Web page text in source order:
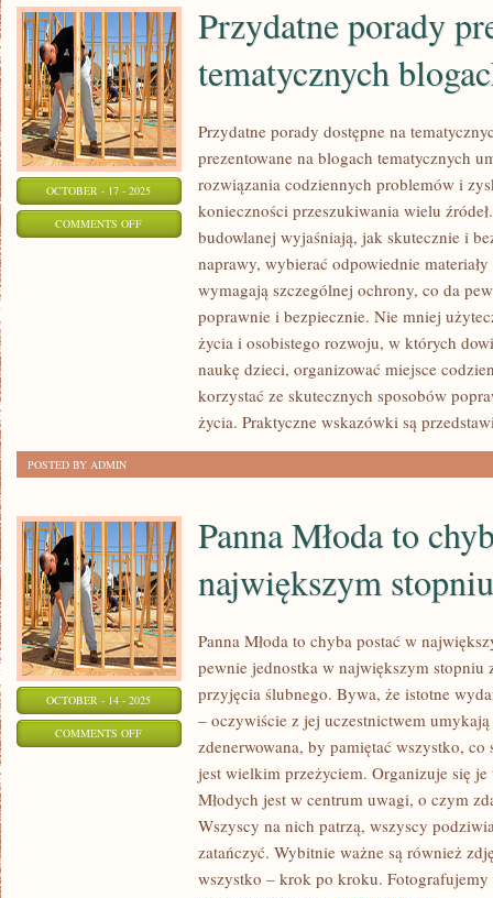
OCTOBER - 17 - 2025
COMMENTS OFFON
PREZENTOWANE
Przydatne porady
tematycznych
Przydatne porady dostępne na
prezentowane na blogach tematycznych
rozwiązania codziennych problemów i
konieczności przeszukiwania wielu
budowlanej wyjaśniają, jak skutecznie i
naprawy, wybierać odpowiednie
wymagają szczególnej ochrony, co da
poprawnie i bezpiecznie. Nie mniej
życia i osobistego rozwoju, w których
naukę dzieci, organizować miejsce
korzystać ze skutecznych sposobów
życia. Praktyczne wskazówki są
POSTED BY ADMIN
OCTOBER - 14 - 2025
COMMENTS OFFON
Panna Młoda to
największym stopniu
Panna Młoda to chyba postać w
pewnie jednostka w największym stopniu
przyjęcia ślubnego. Bywa, że istotne
– oczywiście z jej uczestnictwem
zdenerwowana, by pamiętać wszystko, co
jest wielkim przeżyciem. Organizuje się
Młodych jest w centrum uwagi, o czym
Wszyscy na nich patrzą, wszyscy
zatańczyć. Wybitnie ważne są również
wszystko – krok po kroku. Fotografujemy